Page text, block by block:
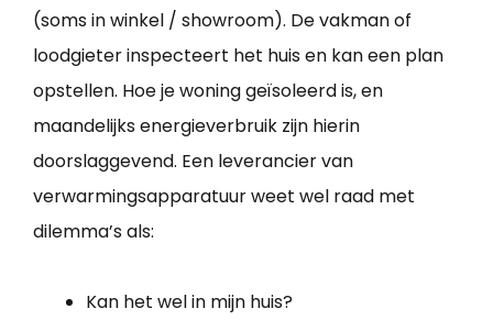
(soms in winkel / showroom). De vakman of
loodgieter inspecteert het huis en kan een plan
opstellen. Hoe je woning geïsoleerd is, en
maandelijks energieverbruik zijn hierin
doorslaggevend. Een leverancier van
verwarmingsapparatuur weet wel raad met
dilemma’s als:
Kan het wel in mijn huis?